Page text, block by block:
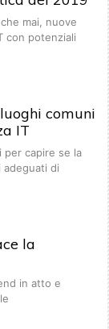
mai, nuove
con potenziali
comuni
IT
per capire se la
adeguati di
la
in atto e